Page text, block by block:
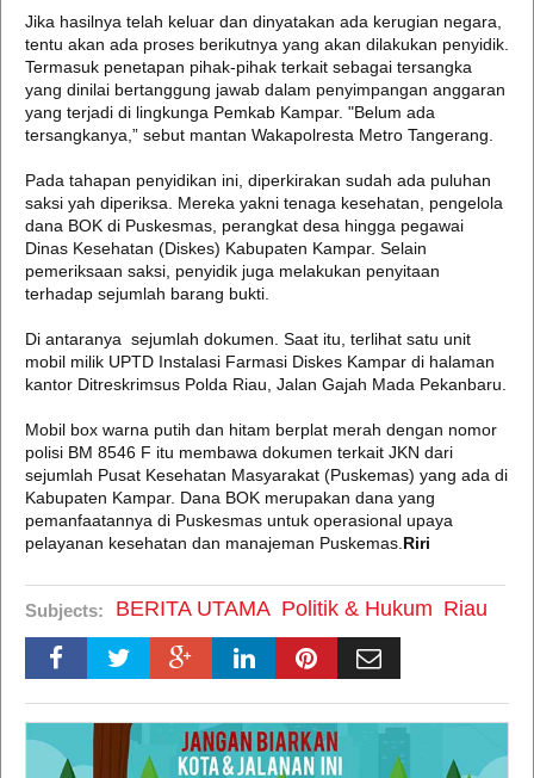
Jika hasilnya telah keluar dan dinyatakan ada kerugian negara,
tentu akan ada proses berikutnya yang akan dilakukan penyidik.
Termasuk penetapan pihak-pihak terkait sebagai tersangka
yang dinilai bertanggung jawab dalam penyimpangan anggaran
yang terjadi di lingkunga Pemkab Kampar. "Belum ada
tersangkanya,” sebut mantan Wakapolresta Metro Tangerang.
Pada tahapan penyidikan ini, diperkirakan sudah ada puluhan
saksi yah diperiksa. Mereka yakni tenaga kesehatan, pengelola
dana BOK di Puskesmas, perangkat desa hingga pegawai
Dinas Kesehatan (Diskes) Kabupaten Kampar. Selain
pemeriksaan saksi, penyidik juga melakukan penyitaan
terhadap sejumlah barang bukti.
Di antaranya sejumlah dokumen. Saat itu, terlihat satu unit
mobil milik UPTD Instalasi Farmasi Diskes Kampar di halaman
kantor Ditreskrimsus Polda Riau, Jalan Gajah Mada Pekanbaru.
Mobil box warna putih dan hitam berplat merah dengan nomor
polisi BM 8546 F itu membawa dokumen terkait JKN dari
sejumlah Pusat Kesehatan Masyarakat (Puskemas) yang ada di
Kabupaten Kampar. Dana BOK merupakan dana yang
pemanfaatannya di Puskesmas untuk operasional upaya
pelayanan kesehatan dan manajeman Puskemas. Riri
Subjects: BERITA UTAMA Politik & Hukum Riau